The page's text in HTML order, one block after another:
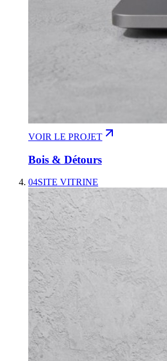
VOIR LE PROJET
Bois & Détours
04SITE VITRINE